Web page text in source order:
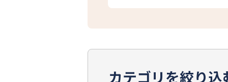
カテゴリを絞り込